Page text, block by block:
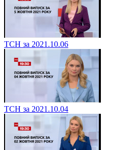
ТСН за 2021.10.06
ТСН за 2021.10.04